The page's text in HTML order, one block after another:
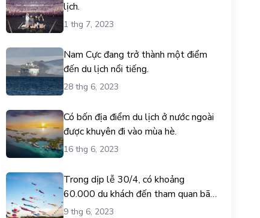
lịch.
1 thg 7, 2023
Nam Cực đang trở thành một điểm
đến du lịch nổi tiếng.
28 thg 6, 2023
Có bốn địa điểm du lịch ở nước ngoài
được khuyên đi vào mùa hè.
16 thg 6, 2023
Trong dịp lễ 30/4, có khoảng
60.000 du khách đến tham quan bãi
biển Gò Công.
9 thg 6, 2023